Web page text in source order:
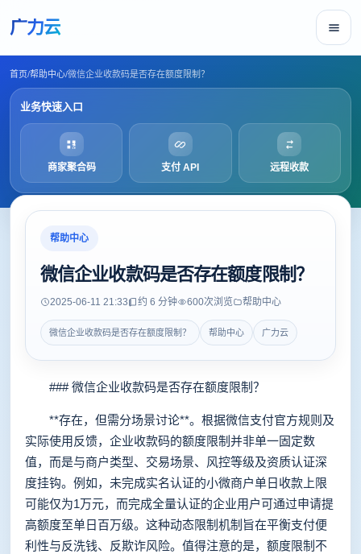
广力云
首页/帮助中心/微信企业收款码是否存在额度限制？
业务快速入口
商家聚合码 支付 API 远程收款
帮助中心
微信企业收款码是否存在额度限制？
2025-06-11 21:33 约 6 分钟 600次浏览 帮助中心
微信企业收款码是否存在额度限制？ 帮助中心 广力云
### 微信企业收款码是否存在额度限制？
**存在，但需分场景讨论**。根据微信支付官方规则及
实际使用反馈，企业收款码的额度限制并非单一固定数
值，而是与商户类型、交易场景、风控等级及资质认证深
度挂钩。例如，未完成实名认证的小微商户单日收款上限
可能仅为1万元，而完成全量认证的企业用户可通过申请提
高额度至单日百万级。这种动态限制机制旨在平衡支付便
利性与反洗钱、反欺诈风险。值得注意的是，额度限制不